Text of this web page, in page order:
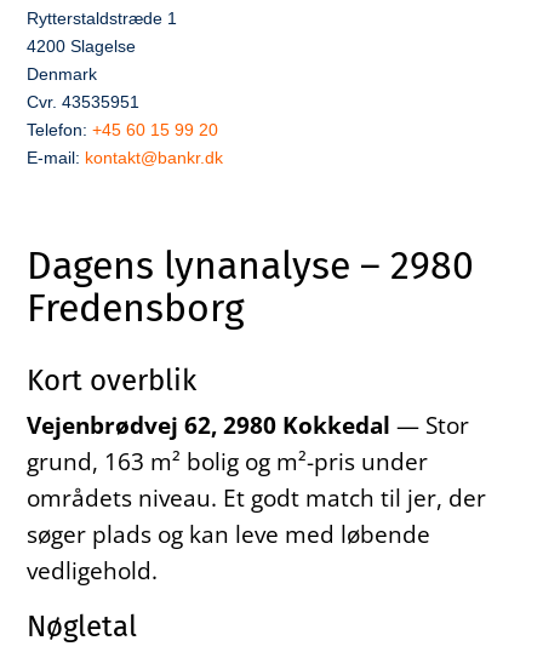
Rytterstaldstræde 1
4200 Slagelse
Denmark
Cvr. 43535951
Telefon:+45 60 15 99 20
E-mail: kontakt@bankr.dk
Dagens lynanalyse – 2980
Fredensborg
Kort overblik
Vejenbrødvej 62, 2980 Kokkedal — Stor
grund, 163 m² bolig og m²-pris under
områdets niveau. Et godt match til jer, der
søger plads og kan leve med løbende
vedligehold.
Nøgletal